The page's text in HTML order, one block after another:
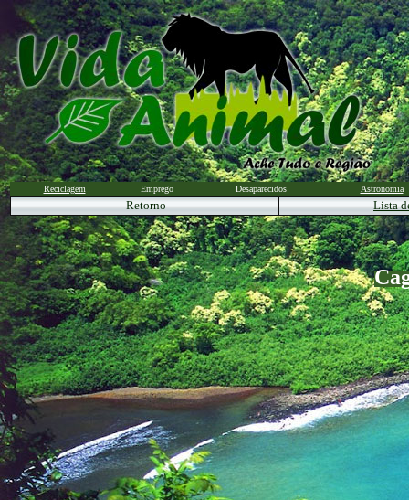
Reciclagem Emprego Desaparecidos Astronomia
Retorno Lista